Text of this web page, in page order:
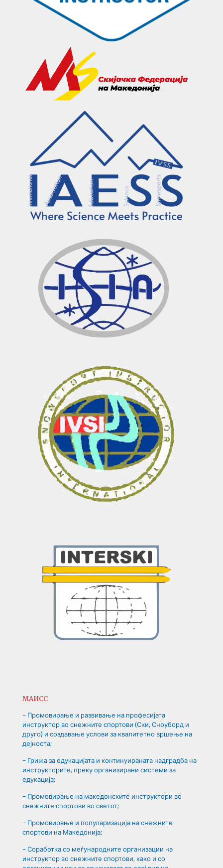
МАИСС
– Промовирање и развивање на професијата
инструктор во снежните спортови (Ски, Сноуборд и
друго) и создавање услови за квалитетно вршење на
дејноста;
– Грижа за едукацијата и континуираната надградба на
инструкторите, преку организирани системи за
едукација;
– Промовирање на македонските инструктори во
снежните спортови во светот;
– Промовирање и популаризација на снежните
спортови на Македонија;
– Соработка со меѓународните организации на
инструктор во снежните спортови, како и со